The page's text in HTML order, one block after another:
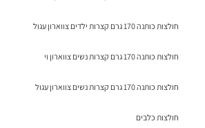
חולצות כותנה 170 גרם קצרות ילדים צווארון עגול
חולצות כותנה 170 גרם קצרות נשים צווארון וי
חולצות כותנה 170 גרם קצרות נשים צווארון עגול
חולצות כלבים